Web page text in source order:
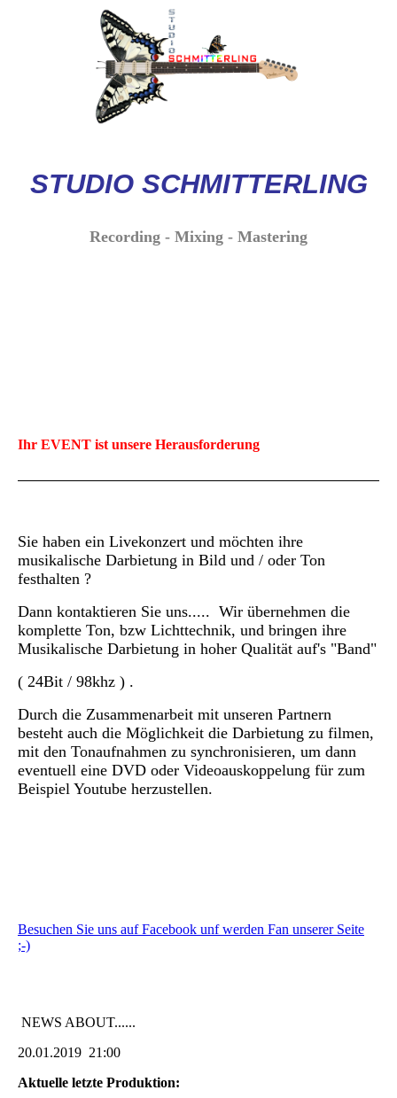
STUDIO SCHMITTERLING
Recording - Mixing - Mastering
Ihr EVENT ist unsere Herausforderung
Sie haben ein Livekonzert und möchten ihre
musikalische Darbietung in Bild und / oder Ton
festhalten ?
Dann kontaktieren Sie uns..... Wir übernehmen die
komplette Ton, bzw Lichttechnik, und bringen ihre
Musikalische Darbietung in hoher Qualität auf's "Band"
( 24Bit / 98khz ) .
Durch die Zusammenarbeit mit unseren Partnern
besteht auch die Möglichkeit die Darbietung zu filmen,
mit den Tonaufnahmen zu synchronisieren, um dann
eventuell eine DVD oder Videoauskoppelung für zum
Beispiel Youtube herzustellen.
Besuchen Sie uns auf Facebook unf werden Fan unserer Seite
;-)
NEWS ABOUT......
20.01.2019 21:00
Aktuelle letzte Produktion: